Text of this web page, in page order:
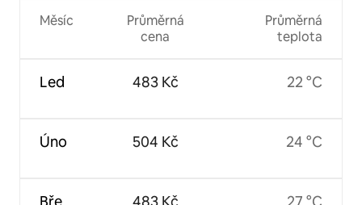
Měsíc
Led
Úno
Bře
Průměrná
cena
483 Kč
504 Kč
483 Kč
Průměrná
teplota
22 °C
24 °C
27 °C